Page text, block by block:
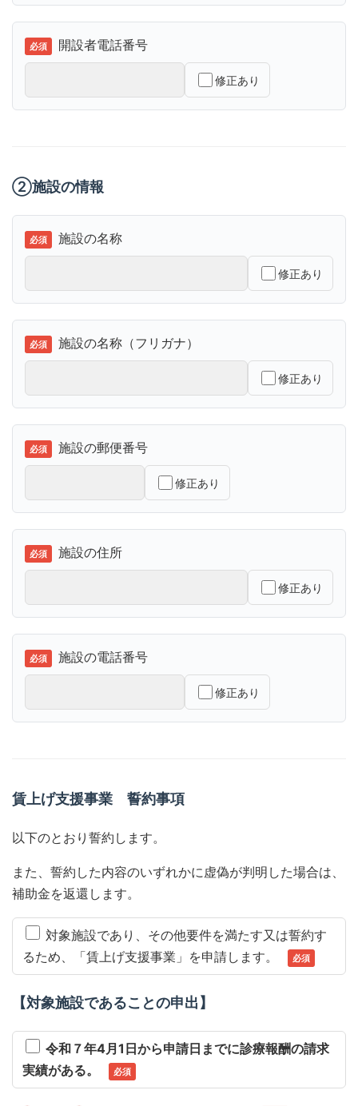
開設者電話番号
修正あり
②施設の情報
施設の名称
修正あり
施設の名称（フリガナ）
修正あり
施設の郵便番号
修正あり
施設の住所
修正あり
施設の電話番号
修正あり
賃上げ支援事業 誓約事項
以下のとおり誓約します。
また、誓約した内容のいずれかに虚偽が判明した場合は、
補助金を返還します。
対象施設であり、その他要件を満たす又は誓約す
るため、「賃上げ支援事業」を申請します。
【対象施設であることの申出】
令和７年4月1日から申請日までに診療報酬の請求
実績がある。